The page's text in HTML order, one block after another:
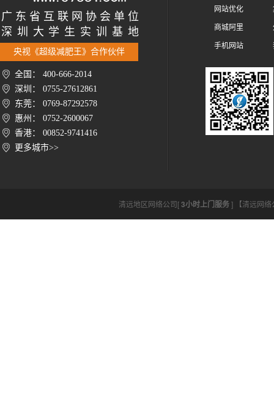
广 东 省 互 联 网 协 会 单 位
深 圳 大 学 生 实 训 基 地
央视《超级减肥王》合作伙伴
全国： 400-666-2014
深圳： 0755-27612861
东莞： 0769-87292578
惠州： 0752-2600067
香港： 00852-9741416
更多城市>>
网站优化
商城阿里
手机网站
清远地区网络公司[3小时上门服务] 【清远网